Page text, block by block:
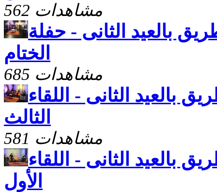
562 مشاهدات
بالعيد الثانى - حفلة
الختام
685 مشاهدات
بالعيد الثانى - اللقاء
الثالث
581 مشاهدات
بالعيد الثانى - اللقاء
الأول